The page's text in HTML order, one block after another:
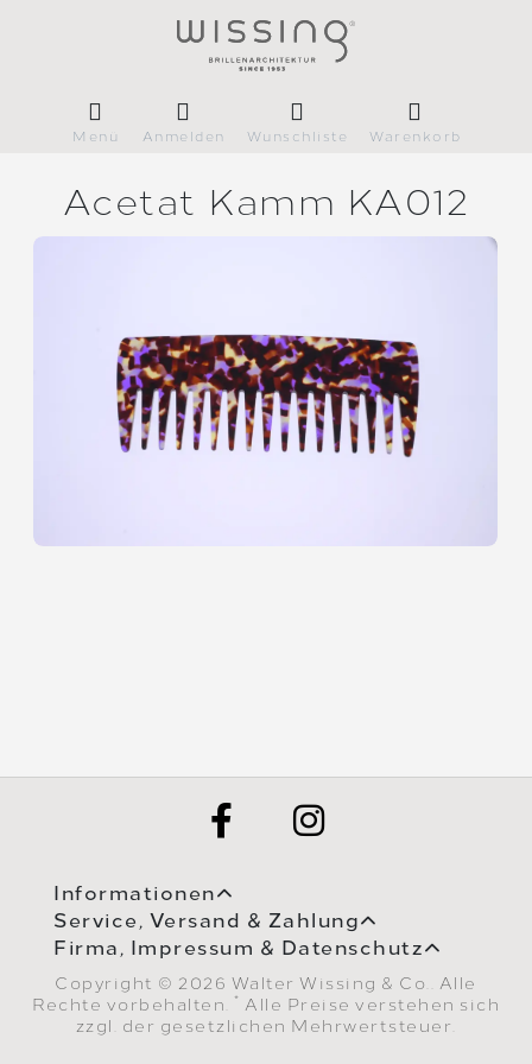
Menü Anmelden Wunschliste Warenkorb
Acetat Kamm KA012
Informationen
Service, Versand & Zahlung
Firma, Impressum & Datenschutz
Copyright © 2026 Walter Wissing & Co.. Alle
Rechte vorbehalten.
* Alle Preise verstehen sich
zzgl. der gesetzlichen Mehrwertsteuer.